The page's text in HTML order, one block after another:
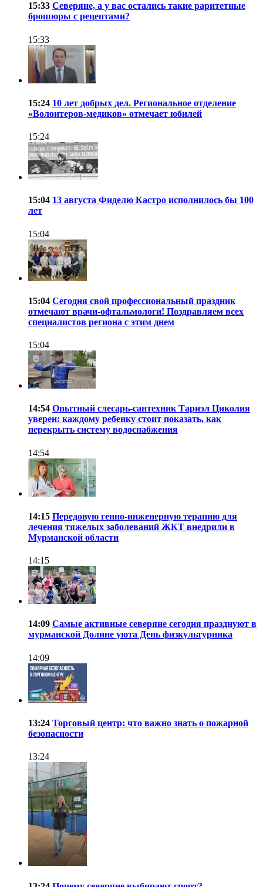
15:33 Северяне, а у вас остались такие раритетные
брошюры с рецептами?
15:33
15:24 10 лет добрых дел. Региональное отделение
«Волонтеров-медиков» отмечает юбилей
15:24
15:04 13 августа Фиделю Кастро исполнилось бы 100
лет
15:04
15:04 Сегодня свой профессиональный праздник
отмечают врачи-офтальмологи! Поздравляем всех
специалистов региона с этим днем
15:04
14:54 Опытный слесарь-сантехник Тариэл Циколия
уверен: каждому ребенку стоит показать, как
перекрыть систему водоснабжения
14:54
14:15 Передовую генно-инженерную терапию для
лечения тяжелых заболеваний ЖКТ внедрили в
Мурманской области
14:15
14:09 Самые активные северяне сегодня празднуют в
мурманской Долине уюта День физкультурника
14:09
13:24 Торговый центр: что важно знать о пожарной
безопасности
13:24